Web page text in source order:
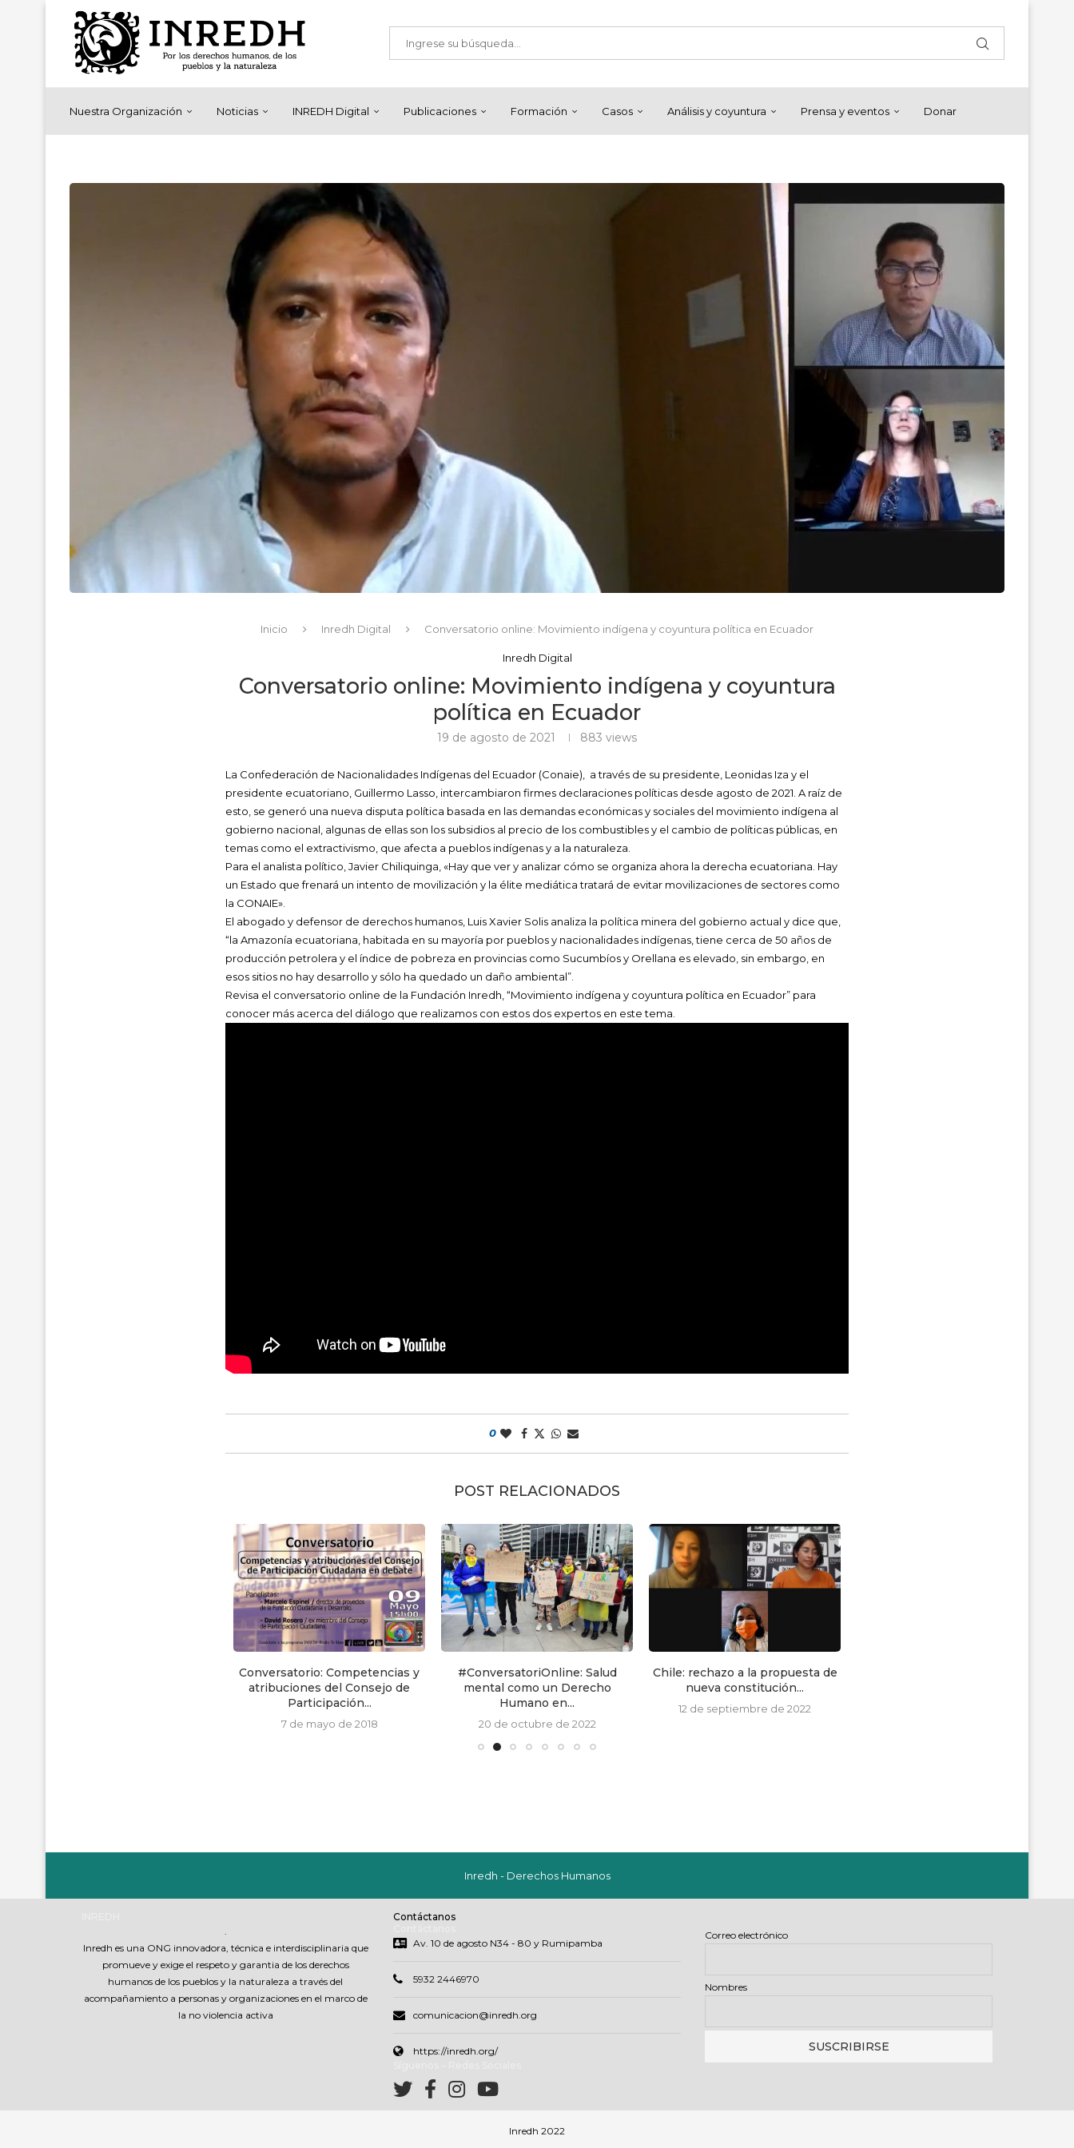
Nuestra Organización Noticias INREDH Digital Publicaciones Formación Casos Análisis y coyuntura Prensa y eventos Donar
Inicio Inredh Digital Conversatorio online: Movimiento indígena y coyuntura política en Ecuador
Inredh Digital
Conversatorio online: Movimiento indígena y coyuntura
política en Ecuador
19 de agosto de 2021 883 views
La Confederación de Nacionalidades Indígenas del Ecuador (Conaie), a través de su presidente, Leonidas Iza y el
presidente ecuatoriano, Guillermo Lasso, intercambiaron firmes declaraciones políticas desde agosto de 2021. A raíz de
esto, se generó una nueva disputa política basada en las demandas económicas y sociales del movimiento indígena al
gobierno nacional, algunas de ellas son los subsidios al precio de los combustibles y el cambio de políticas públicas, en
temas como el extractivismo, que afecta a pueblos indígenas y a la naturaleza.
Para el analista político, Javier Chiliquinga, «Hay que ver y analizar cómo se organiza ahora la derecha ecuatoriana. Hay
un Estado que frenará un intento de movilización y la élite mediática tratará de evitar movilizaciones de sectores como
la CONAIE».
El abogado y defensor de derechos humanos, Luis Xavier Solis analiza la política minera del gobierno actual y dice que,
“la Amazonía ecuatoriana, habitada en su mayoría por pueblos y nacionalidades indígenas, tiene cerca de 50 años de
producción petrolera y el índice de pobreza en provincias como Sucumbíos y Orellana es elevado, sin embargo, en
esos sitios no hay desarrollo y sólo ha quedado un daño ambiental”.
Revisa el conversatorio online de la Fundación Inredh, “Movimiento indígena y coyuntura política en Ecuador” para
conocer más acerca del diálogo que realizamos con estos dos expertos en este tema.
0
POST RELACIONADOS
Conversatorio: Competencias y
atribuciones del Consejo de
Participación...
7 de mayo de 2018
#ConversatoriOnline: Salud
mental como un Derecho
Humano en...
20 de octubre de 2022
Chile: rechazo a la propuesta de
nueva constitución...
12 de septiembre de 2022
Inredh - Derechos Humanos
Inredh es una ONG innovadora, técnica e interdisciplinaria que
promueve y exige el respeto y garantia de los derechos
humanos de los pueblos y la naturaleza a través del
acompañamiento a personas y organizaciones en el marco de
la no violencia activa
Contáctanos
Av. 10 de agosto N34 - 80 y Rumipamba
5932 2446970
comunicacion@inredh.org
https://inredh.org/
Correo electrónico
Nombres
Inredh 2022